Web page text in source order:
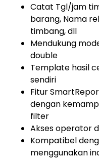
Catat Tgl/jam
barang, Nama
timbang, dll
Mendukung
double
Template hasil
sendiri
Fitur
dengan
filter
Akses operator
Kompatibel
menggunakan